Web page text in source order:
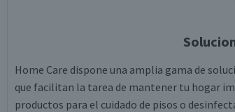
Home Care dispone una amplia gama de
que facilitan la tarea de mantener tu hogar
productos para el cuidado de pisos o